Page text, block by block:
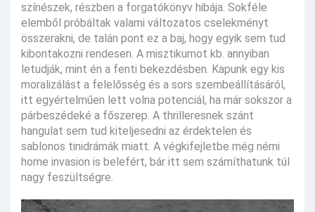
színészek, részben a forgatókönyv hibája. Sokféle
elemből próbáltak valami változatos cselekményt
összerakni, de talán pont ez a baj, hogy egyik sem tud
kibontakozni rendesen. A misztikumot kb. annyiban
letudják, mint én a fenti bekezdésben. Kapunk egy kis
moralizálást a felelősség és a sors szembeállításáról,
itt egyértelműen lett volna potenciál, ha már sokszor a
párbeszédeké a főszerep. A thrilleresnek szánt
hangulat sem tud kiteljesedni az érdektelen és
sablonos tinidrámák miatt. A végkifejletbe még némi
home invasion is belefért, bár itt sem számíthatunk túl
nagy feszültségre.